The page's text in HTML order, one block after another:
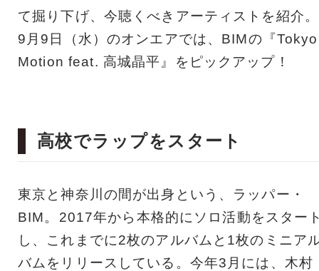
て掘り下げ、今聴くべきアーティストを紹介。
9月9日（水）のオンエアでは、BIMの『Tokyo
Motion feat. 高城晶平』をピックアップ！
高校でラップをスタート
東京と神奈川の間が出身という、ラッパー・
BIM。2017年から本格的にソロ活動をスター
し、これまでに2枚のアルバムと1枚のミニア
バムをリリースしている。今年3月には、木村